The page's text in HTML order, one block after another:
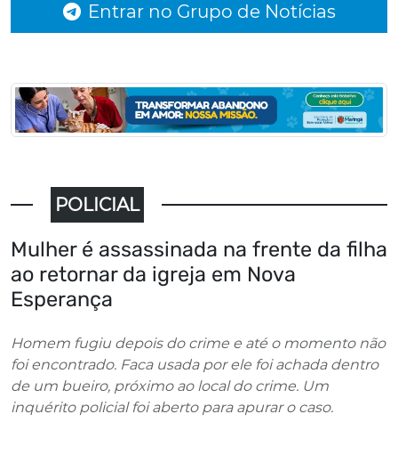
Entrar no Grupo de Notícias
POLICIAL
Mulher é assassinada na frente da filha
ao retornar da igreja em Nova
Esperança
Homem fugiu depois do crime e até o momento não
foi encontrado. Faca usada por ele foi achada dentro
de um bueiro, próximo ao local do crime. Um
inquérito policial foi aberto para apurar o caso.